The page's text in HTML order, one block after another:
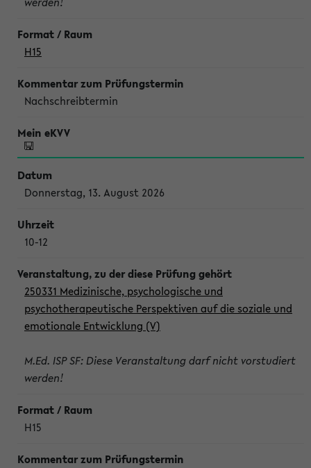
H15
Nachschreibtermin
Donnerstag, 13. August 2026
10-12
250331 Medizinische, psychologische und
psychotherapeutische Perspektiven auf die soziale und
emotionale Entwicklung (V)
M.Ed. ISP SF: Diese Veranstaltung darf nicht vorstudiert
werden!
H15